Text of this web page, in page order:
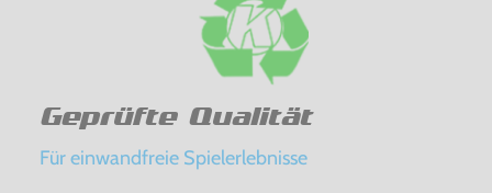
Geprüfte Qualität
Für einwandfreie Spielerlebnisse